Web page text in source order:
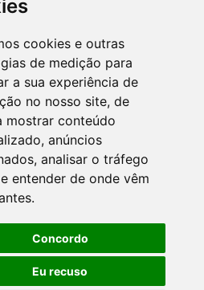
cookies e outras
de medição para
a sua experiência de
no nosso site, de
mostrar conteúdo
anúncios
analisar o tráfego
entender de onde vêm
Concordo
Eu recuso
Pet friendly
Plages